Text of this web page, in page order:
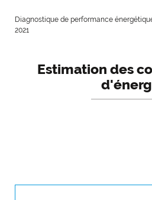
Diagnostique de performance
2021
Estimation des